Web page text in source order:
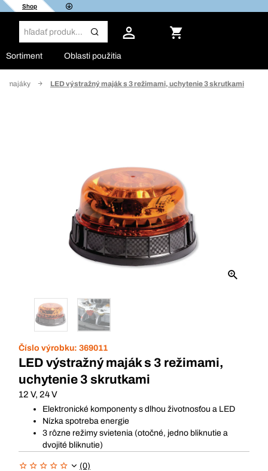
Shop
Sortiment Oblasti použitia
majáky LED výstražný maják s 3 režimami, uchytenie 3 skrutkami
Číslo výrobku: 369011
LED výstražný maják s 3 režimami,
uchytenie 3 skrutkami
12 V, 24 V
Elektronické komponenty s dlhou životnosťou a LED
Nízka spotreba energie
3 rôzne režimy svietenia (otočné, jedno bliknutie a
dvojité bliknutie)
(0)